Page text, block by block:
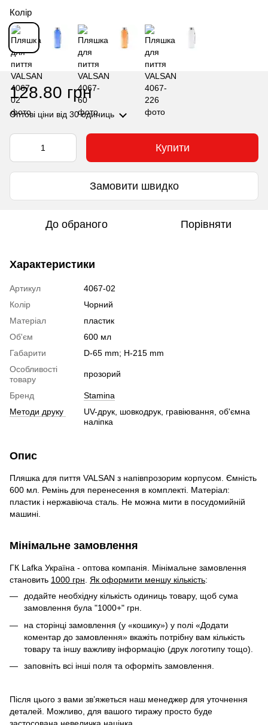
Колір
128.80 грн
Оптові ціни від 30 одиниць
Купити
Замовити швидко
До обраного Порівняти
Характеристики
Артикул
4067-02
Колір
Чорний
Матеріал
пластик
Об'єм
600 мл
Габарити
D-65 mm; H-215 mm
Особливості
товару
прозорий
Бренд
Stamina
Методи друку
UV-друк, шовкодрук, гравіювання, об'ємна
наліпка
Опис
Пляшка для пиття VALSAN з напівпрозорим корпусом. Ємність
600 мл. Ремінь для перенесення в комплекті. Матеріал:
пластик і нержавіюча сталь. Не можна мити в посудомийній
машині.
Мінімальне замовлення
ГК Lafka Україна - оптова компанія. Мінімальне замовлення
становить 1000 грн. Як оформити меншу кількість:
додайте необхідну кількість одиниць товару, щоб сума
замовлення була "1000+" грн.
на сторінці замовлення (у «кошику») у полі «Додати
коментар до замовлення» вкажіть потрібну вам кількість
товару та іншу важливу інформацію (друк логотипу тощо).
заповніть всі інші поля та оформіть замовлення.
Після цього з вами зв’яжеться наш менеджер для уточнення
деталей. Можливо, для вашого тиражу просто буде
застосована невеличка націнка.